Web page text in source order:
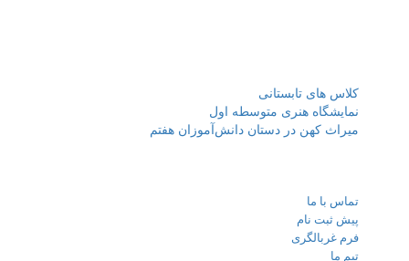
کلاس های تابستانی
نمایشگاه هنری متوسطه اول
میراث کهن در دستان دانش‌آموزان هفتم
تماس با ما
پیش ثبت نام
فرم غربالگری
تیم ما